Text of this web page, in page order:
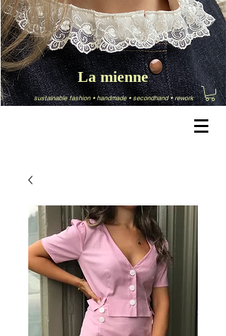
sustainable fashion •handmade•secondhand•rework
La mienne